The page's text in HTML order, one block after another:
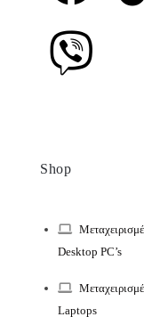
Shop
Desktop PC’s
Laptops